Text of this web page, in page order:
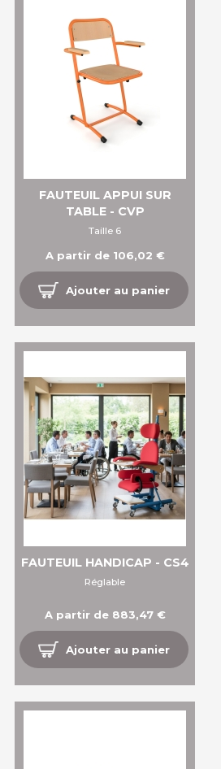
FAUTEUIL APPUI SUR
TABLE - CVP
Taille 6
A partir de 106,02 €
Ajouter au panier
FAUTEUIL HANDICAP - CS4
Réglable
A partir de 883,47 €
Ajouter au panier